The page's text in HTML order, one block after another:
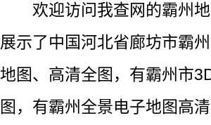
欢迎访问我查网的霸州
展示了中国河北省廊坊市霸
地图、高清全图，有霸州市
图，有霸州全景电子地图高